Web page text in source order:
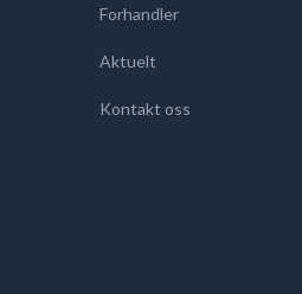
Forhandler
Aktuelt
Kontakt oss